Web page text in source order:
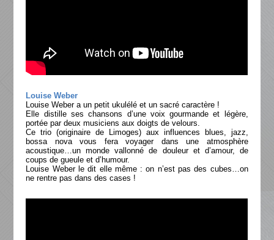
Louise Weber
Louise Weber a un petit ukulélé et un sacré caractère !
Elle distille ses chansons d’une voix gourmande et légère,
portée par deux musiciens aux doigts de velours.
Ce trio (originaire de Limoges) aux influences blues, jazz,
bossa nova vous fera voyager dans une atmosphère
acoustique…un monde vallonné de douleur et d’amour, de
coups de gueule et d’humour.
Louise Weber le dit elle même : on n’est pas des cubes…on
ne rentre pas dans des cases !